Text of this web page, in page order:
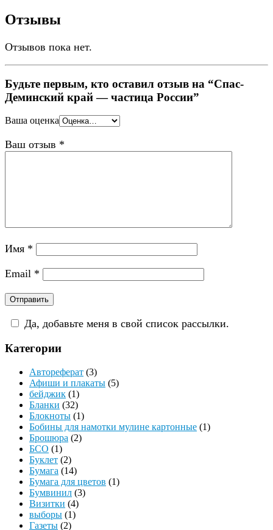
Отзывы
Отзывов пока нет.
Будьте первым, кто оставил отзыв на “Спас-
Деминский край — частица России”
Ваша оценка
Ваш отзыв *
Имя *
Email *
Да, добавьте меня в свой список рассылки.
Категории
Автореферат (3)
Афиши и плакаты (5)
бейджик (1)
Бланки (32)
Блокноты (1)
Бобины для намотки мулине картонные (1)
Брошюра (2)
БСО (1)
Буклет (2)
Бумага (14)
Бумага для цветов (1)
Бумвинил (3)
Визитки (4)
выборы (1)
Газеты (2)